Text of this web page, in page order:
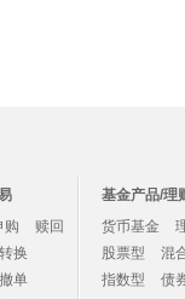
购
赎回
转换
撤单
基金产品/理
货币基金
股票型
混
指数型
债